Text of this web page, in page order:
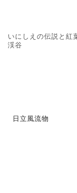
いにしえの伝説と紅
渓谷
日立風流物